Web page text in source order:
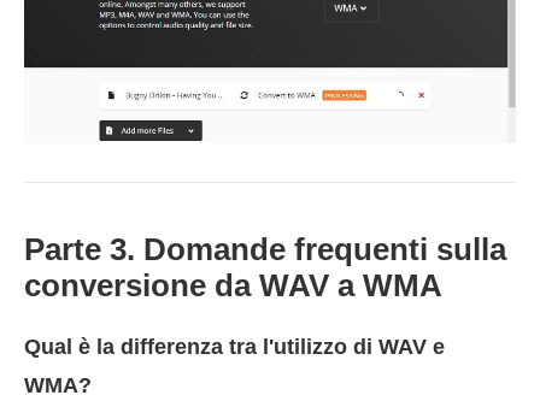
Parte 3. Domande frequenti sulla
conversione da WAV a WMA
Qual è la differenza tra l'utilizzo di WAV e
WMA?